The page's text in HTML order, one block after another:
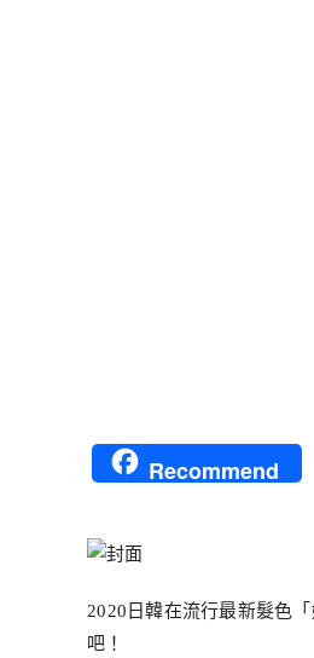
Recommend
2020日韓在流行最新髮色
吧！